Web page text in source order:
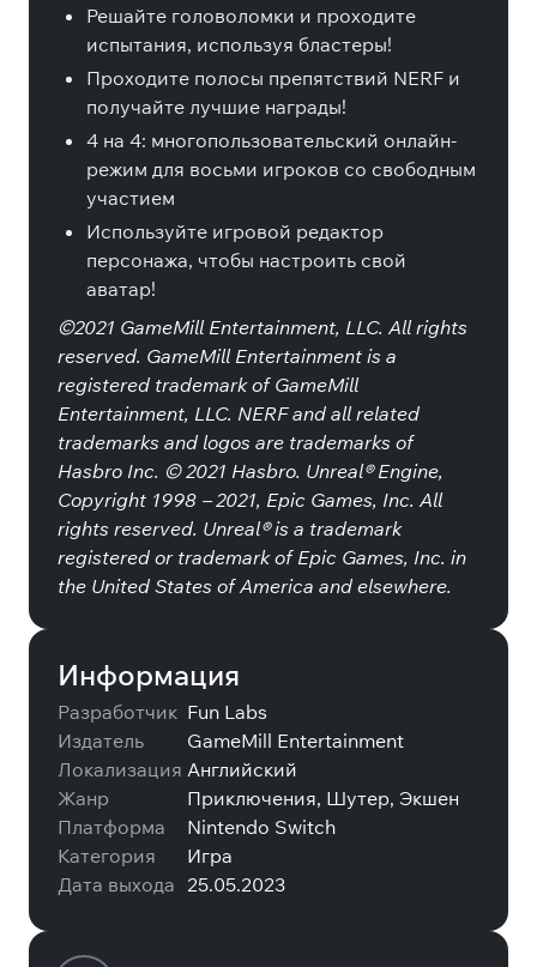
Решайте головоломки и проходите
испытания, используя бластеры!
Проходите полосы препятствий NERF и
получайте лучшие награды!
4 на 4: многопользовательский онлайн-
режим для восьми игроков со свободным
участием
Используйте игровой редактор
персонажа, чтобы настроить свой
аватар!
©2021 GameMill Entertainment, LLC. All rights
reserved. GameMill Entertainment is a
registered trademark of GameMill
Entertainment, LLC. NERF and all related
trademarks and logos are trademarks of
Hasbro Inc. © 2021 Hasbro. Unreal® Engine,
Copyright 1998 – 2021, Epic Games, Inc. All
rights reserved. Unreal® is a trademark
registered or trademark of Epic Games, Inc. in
the United States of America and elsewhere.
Информация
Разработчик Fun Labs
Издатель
GameMill Entertainment
Локализация Английский
Жанр
Приключения, Шутер, Экшен
Платформа
Nintendo Switch
Категория
Игра
Дата выхода 25.05.2023